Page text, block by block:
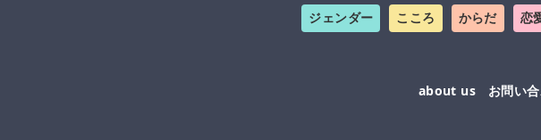
ジェンダー こころ からだ 恋
about us お問い